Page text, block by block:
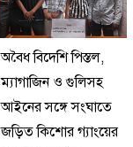
অবৈধ বিদেশি পিস্তল,
ম্যাগাজিন ও গুলিসহ
আইনের সঙ্গে সংঘাতে
জড়িত কিশোর গ্যাংয়ের